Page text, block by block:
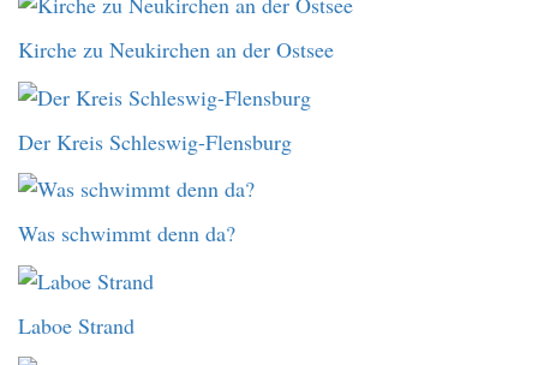
Kirche zu Neukirchen an der Ostsee
Der Kreis Schleswig-Flensburg
Was schwimmt denn da?
Laboe Strand